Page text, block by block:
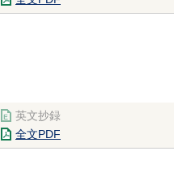
英文抄録
全文PDF